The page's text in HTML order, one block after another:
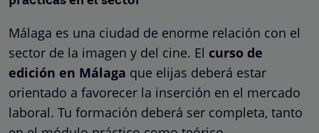
Málaga es una ciudad de enorme relación con el
sector de la imagen y del cine. El curso de
edición en Málaga que elijas deberá estar
orientado a favorecer la inserción en el mercado
laboral. Tu formación deberá ser completa, tanto